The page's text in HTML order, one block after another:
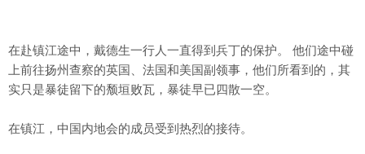
在赴镇江途中，戴德生一行人一直得到兵丁的保护。 他们途中碰
上前往扬州查察的英国、法国和美国副领事，他们所看到的，其
实只是暴徒留下的颓垣败瓦，暴徒早已四散一空。
在镇江，中国内地会的成员受到热烈的接待。